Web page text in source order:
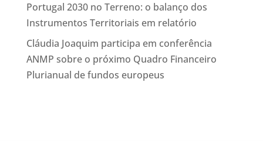
Portugal 2030 no Terreno: o balanço dos
Instrumentos Territoriais em relatório
Cláudia Joaquim participa em conferência
ANMP sobre o próximo Quadro Financeiro
Plurianual de fundos europeus